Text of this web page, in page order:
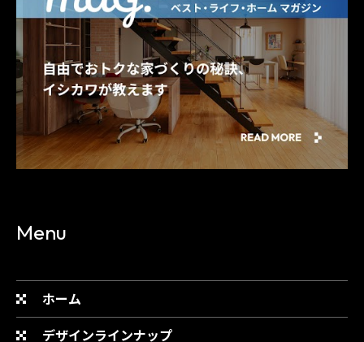
Menu
ホーム
デザインラインナップ